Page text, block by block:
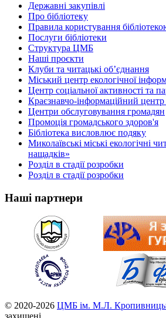
Державні закупівлі
Про бібліотеку
Правила користування
Послуги бібліотеки
Структура ЦМБ
Наші проєкти
Клуби та читацькі об’єднання
Міський центр екологічної
Центр соціальної активності та
Краєзнавчо-інформаційний
Центри обслуговування громадян
Промоція громадського здоров'я
Бібліотека висловлює подяку
Миколаївські міські екологічні
нащадків»
Розділ в стадії розробки
Розділ в стадії розробки
Наші партнери
© 2020-2026 ЦМБ ім. М.Л.
захищені